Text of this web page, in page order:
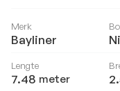
Merk
Bayliner
Lengte
7.48 meter